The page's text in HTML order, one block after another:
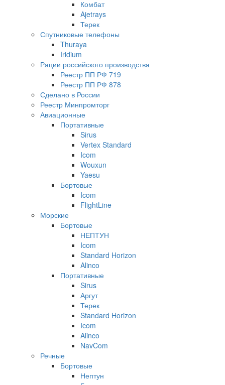
Комбат
Ajetrays
Терек
Спутниковые телефоны
Thuraya
Iridium
Рации российского производства
Реестр ПП РФ 719
Реестр ПП РФ 878
Сделано в России
Реестр Минпромторг
Авиационные
Портативные
Sirus
Vertex Standard
Icom
Wouxun
Yaesu
Бортовые
Icom
FlightLine
Морские
Бортовые
НЕПТУН
Icom
Standard Horizon
Alinco
Портативные
Sirus
Аргут
Терек
Standard Horizon
Icom
Alinco
NavCom
Речные
Бортовые
Нептун